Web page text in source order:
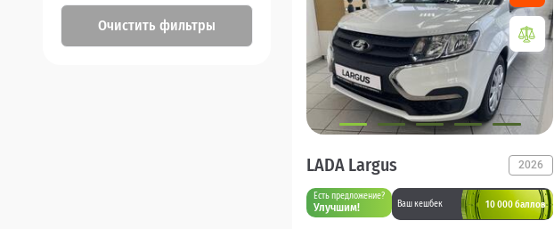
Очистить фильтры
LADA Largus 2026
Есть предложение?
Улучшим! Ваш кешбек 10 000 баллов